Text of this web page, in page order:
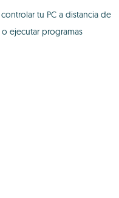
tu PC a distancia de
ejecutar programas